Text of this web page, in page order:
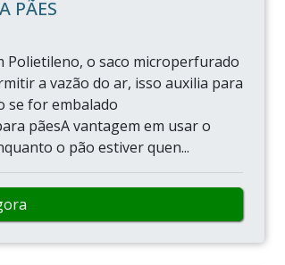
PÃES
Polietileno, o saco microperfurado
a vazão do ar, isso auxilia para
se for embalado
pãesA vantagem em usar o
o pão estiver quen...